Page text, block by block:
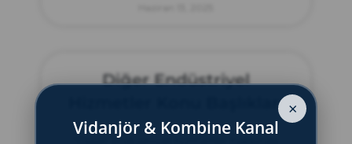
Diğer Endüstriyel
Hizmetler Konu Başlıkları ×
Vidanjör & Kombine Kanal